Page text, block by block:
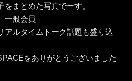
まとめた写真でーす。
一般会員
アルタイムトーク話題も盛り込
をありがとうございました